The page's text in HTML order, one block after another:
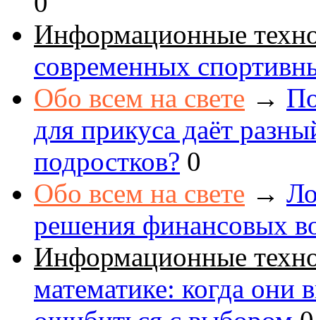
Информационные
современных
Обо всем на свете →
для прикуса даёт
подростков? 0
Обо всем на свете →
решения финансовых
Информационные
математике: когда они